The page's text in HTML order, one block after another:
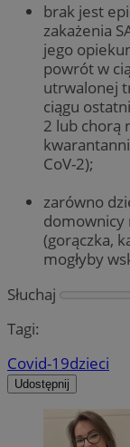
brak jest
zakażenia
jego
powrót w
utrwalonej
ciągu
2 lub chorą
CoV-2);
zarówno
domownicy
(gorączka,
mogłyby
Słuchaj
Tagi:
Covid-19dzieci
Udostępnij